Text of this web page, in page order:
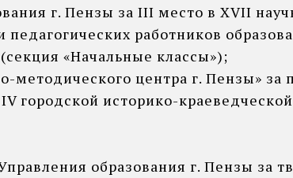
г. Пензы за III место в XVII
работников
«Начальные классы»);
методического центра г. Пензы» за
городской историко-
образования г. Пензы за